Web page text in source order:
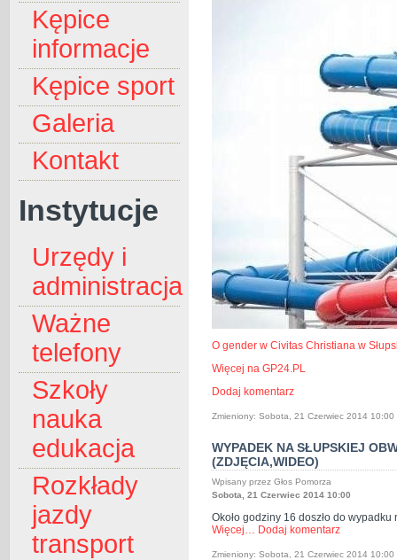
Kępice
informacje
Kępice sport
Galeria
Kontakt
Instytucje
Urzędy i
administracja
Ważne
telefony
Szkoły
nauka
edukacja
Rozkłady
jazdy
transport
O gender w Civitas Christiana w
Więcej na GP24.PL
Dodaj komentarz
Zmieniony: Sobota, 21 Czerwiec 2014 10:00
WYPADEK NA SŁUPSKIEJ
(ZDJĘCIA,WIDEO)
Wpisany przez Głos Pomorza
Sobota, 21 Czerwiec 2014 10:00
Około godziny 16 doszło do
Więcej… Dodaj komentarz
Zmieniony: Sobota, 21 Czerwiec 2014 10:00